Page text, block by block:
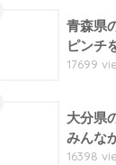
青森県
ピンチ
17699
大分県
みんな
16398